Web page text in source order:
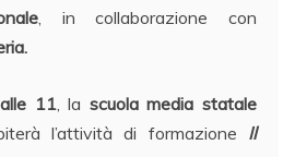
, in collaborazione con
11, la scuola media statale
l’attività di formazione Il